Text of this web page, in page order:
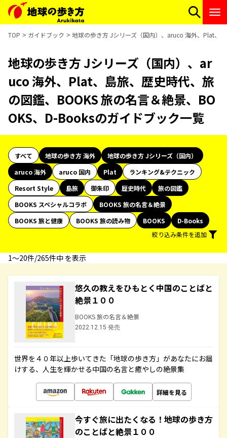
TOP ガイドブック 地球の歩き方 Jシリーズ（国内）、aruco 海外、Plat、
地球の歩き方 Jシリーズ（国内）、ar
uco 海外、Plat、島旅、歴史時代、旅
の図鑑、BOOKS 旅の名言＆絶景、BO
OKS、D-Booksのガイドブック一覧
すべて 地球の歩き方 海外
地球の歩き方 Jシリーズ（国内）
aruco 海外
aruco 国内 Plat
ランキング&テクニック
Resort Style
島旅 御朱印 歴史時代
旅の図鑑
BOOKS スペシャルコラボ
BOOKS 旅の名言＆絶景
BOOKS 旅と健康
BOOKS 旅の読み物 BOOKS
D-Books
絞り込み条件を追加
1〜20件/265件中 を表示
悠久の教えをひもとく中国のことばと
絶景１００
BOOKS 旅の名言＆絶景
2022.12.15 発売
世界を４０年以上歩いてきた「地球の歩き方」があなたにお届
けする、人生を輝かせる中国の名言と癒やしの絶景集
詳細を見る
今すぐ旅に出たくなる！地球の歩き方
のことばと絶景１００